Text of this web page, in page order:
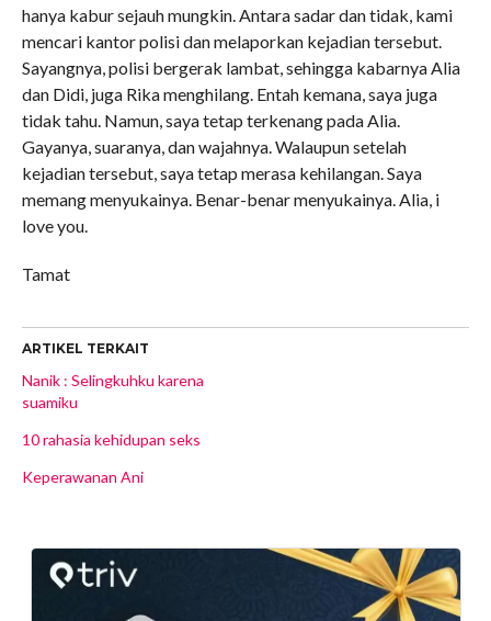
hanya kabur sejauh mungkin. Antara sadar dan tidak, kami
mencari kantor polisi dan melaporkan kejadian tersebut.
Sayangnya, polisi bergerak lambat, sehingga kabarnya Alia
dan Didi, juga Rika menghilang. Entah kemana, saya juga
tidak tahu. Namun, saya tetap terkenang pada Alia.
Gayanya, suaranya, dan wajahnya. Walaupun setelah
kejadian tersebut, saya tetap merasa kehilangan. Saya
memang menyukainya. Benar-benar menyukainya. Alia, i
love you.
Tamat
ARTIKEL TERKAIT
Nanik : Selingkuhku karena
suamiku
10 rahasia kehidupan seks
Keperawanan Ani